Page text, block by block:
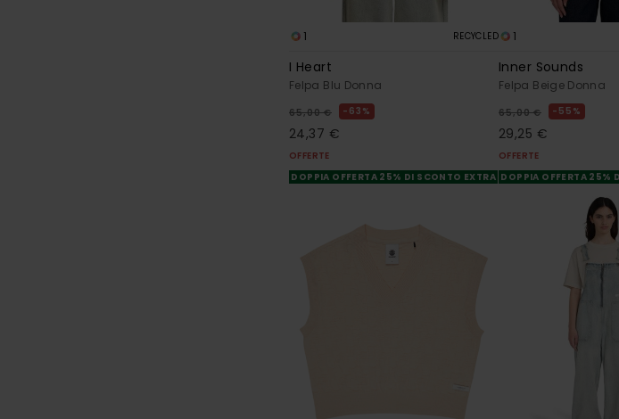
1 RECYCLED
I Heart
Felpa Blu Donna
65,00 € 63%
24,37 €
OFFERTE
DOPPIA OFFERTA 25% DI SCONTO EXTRA
1
Inner Sounds
Felpa Beige Donna
65,00 € 55%
29,25 €
OFFERTE
DOPPIA OFFERTA 25%